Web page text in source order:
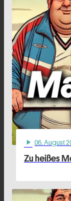
play_arrow 06. August
Zu heißes